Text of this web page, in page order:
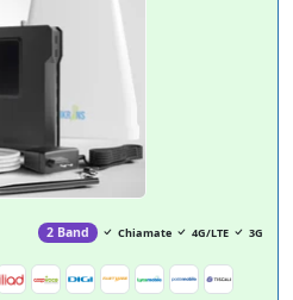
2 Band Chiamate 4G/LTE 3G